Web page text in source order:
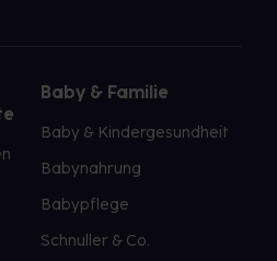
Baby & Familie
Baby & Kindergesundheit
Babynahrung
Babypflege
Schnuller & Co.